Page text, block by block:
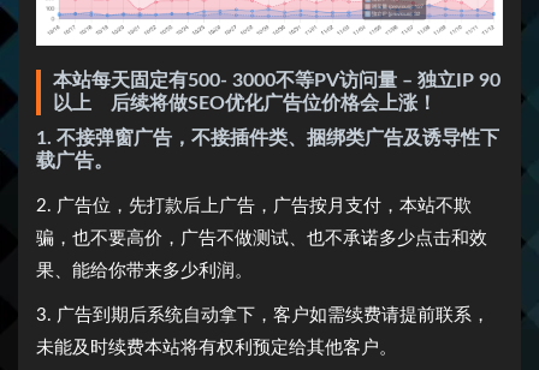
本站每天固定有500- 3000不等PV访问量 – 独立IP 90
以上 后续将做SEO优化广告位价格会上涨！
1. 不接弹窗广告，不接插件类、捆绑类广告及诱导性下
载广告。
2. 广告位，先打款后上广告，广告按月支付，本站不欺
骗，也不要高价，广告不做测试、也不承诺多少点击和效
果、能给你带来多少利润。
3. 广告到期后系统自动拿下，客户如需续费请提前联系，
未能及时续费本站将有权利预定给其他客户。